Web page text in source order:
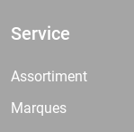
Service
Assortiment
Marques